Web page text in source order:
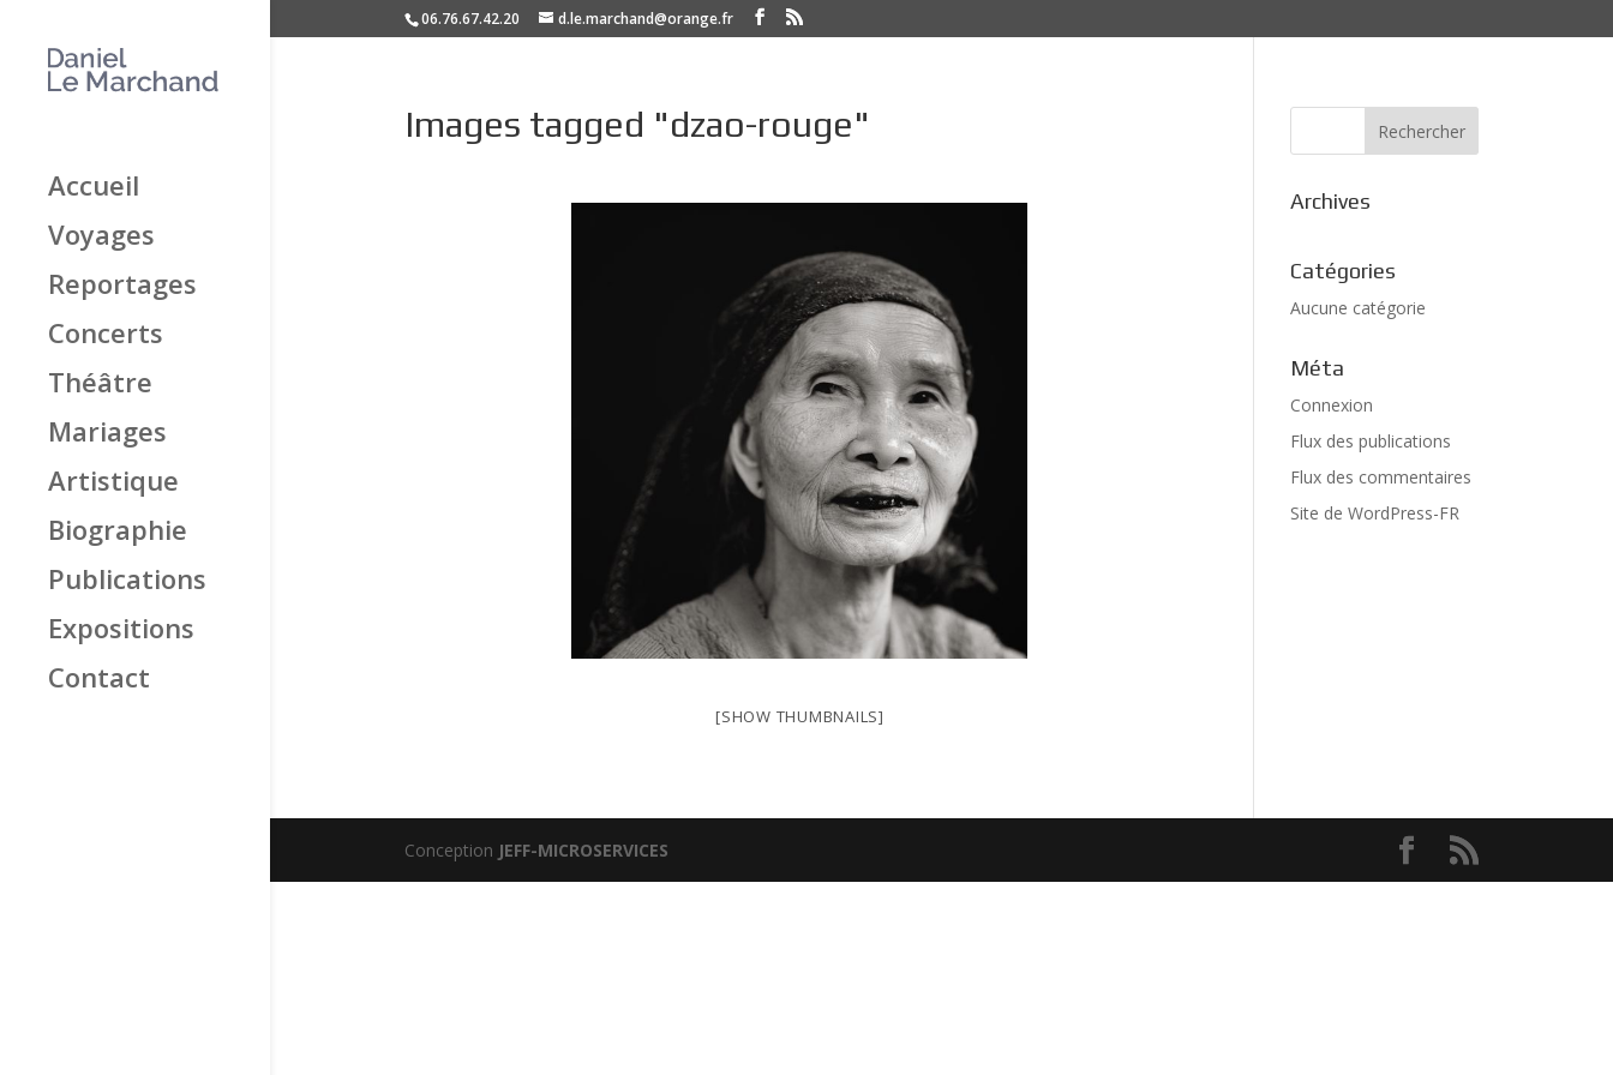
06.76.67.42.20 d.le.marchand@orange.fr
Accueil
Voyages
Reportages
Concerts
Théâtre
Mariages
Artistique
Biographie
Publications
Expositions
Contact
Images tagged "dzao-rouge"
[SHOW THUMBNAILS]
Archives
Catégories
Aucune catégorie
Méta
Connexion
Flux des publications
Flux des commentaires
Site de WordPress-FR
Conception JEFF-MICROSERVICES